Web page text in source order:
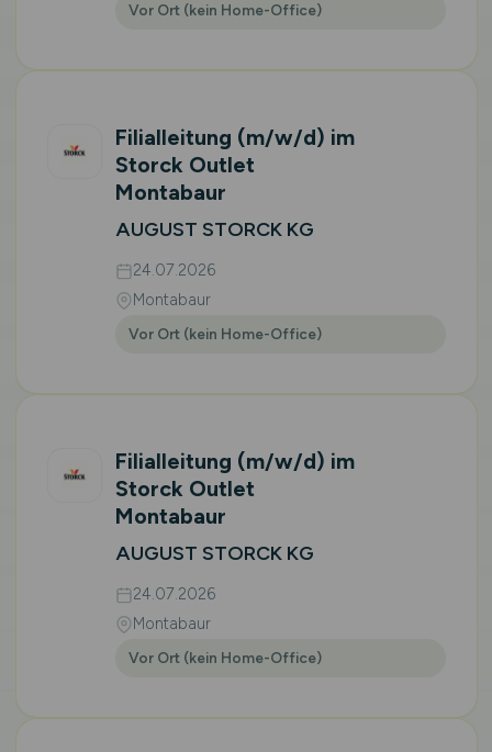
Vor Ort (kein Home-Office)
Filialleitung (m/w/d) im
Storck Outlet
Montabaur
AUGUST STORCK KG
24.07.2026
Montabaur
Vor Ort (kein Home-Office)
Filialleitung (m/w/d) im
Storck Outlet
Montabaur
AUGUST STORCK KG
24.07.2026
Montabaur
Vor Ort (kein Home-Office)